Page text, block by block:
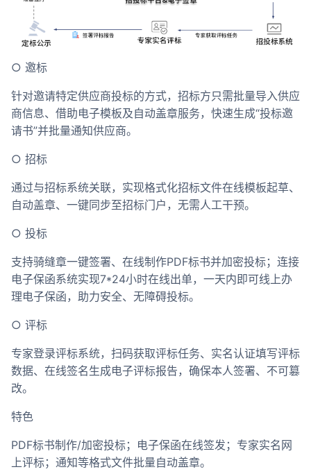
○ 邀标
针对邀请特定供应商投标的方式，招标方只需批量导入供应
商信息、借助电子模板及自动盖章服务，快速生成“投标邀
请书”并批量通知供应商。
○ 招标
通过与招标系统关联，实现格式化招标文件在线模板起草、
自动盖章、一键同步至招标门户，无需人工干预。
○ 投标
支持骑缝章一键签署、在线制作PDF标书并加密投标；连接
电子保函系统实现7*24小时在线出单，一天内即可线上办
理电子保函，助力安全、无障碍投标。
○ 评标
专家登录评标系统，扫码获取评标任务、实名认证填写评标
数据、在线签名生成电子评标报告，确保本人签署、不可篡
改。
特色
PDF标书制作/加密投标；电子保函在线签发；专家实名网
上评标；通知等格式文件批量自动盖章。